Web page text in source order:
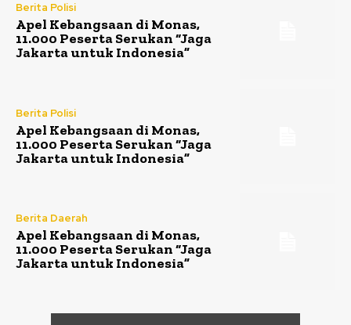
Berita Polisi
Apel Kebangsaan di Monas,
11.000 Peserta Serukan “Jaga
Jakarta untuk Indonesia”
Berita Polisi
Apel Kebangsaan di Monas,
11.000 Peserta Serukan “Jaga
Jakarta untuk Indonesia”
Berita Daerah
Apel Kebangsaan di Monas,
11.000 Peserta Serukan “Jaga
Jakarta untuk Indonesia”